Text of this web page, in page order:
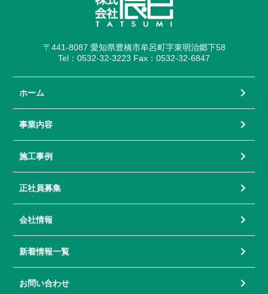
〒441-8087 愛知県豊橋市牟呂町字東明治郷下58
Tel：0532-32-3223 Fax：0532-32-6847
ホーム
事業内容
施工事例
正社員募集
会社情報
新着情報一覧
お問い合わせ